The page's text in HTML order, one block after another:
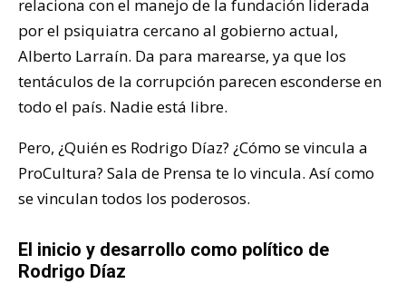
relaciona con el manejo de la fundación liderada
por el psiquiatra cercano al gobierno actual,
Alberto Larraín. Da para marearse, ya que los
tentáculos de la corrupción parecen esconderse en
todo el país. Nadie está libre.
Pero, ¿Quién es Rodrigo Díaz? ¿Cómo se vincula a
ProCultura? Sala de Prensa te lo vincula. Así como
se vinculan todos los poderosos.
El inicio y desarrollo como político de
Rodrigo Díaz